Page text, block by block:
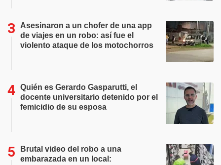
Asesinaron a un chofer de una app
de viajes en un robo: así fue el
violento ataque de los motochorros
Quién es Gerardo Gasparutti, el
docente universitario detenido por el
femicidio de su esposa
Brutal video del robo a una
embarazada en un local: